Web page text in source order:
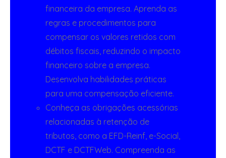
financeira da empresa. Aprenda as
regras e procedimentos para
compensar os valores retidos com
débitos fiscais, reduzindo o impacto
financeiro sobre a empresa.
Desenvolva habilidades práticas
para uma compensação eficiente.
Conheça as obrigações acessórias
relacionadas à retenção de
tributos, como a EFD-Reinf, e-Social,
DCTF e DCTFWeb. Compreenda as